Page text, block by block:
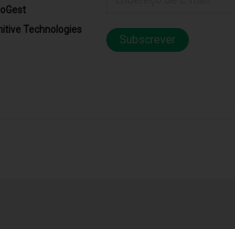
Technologies
Subscrever